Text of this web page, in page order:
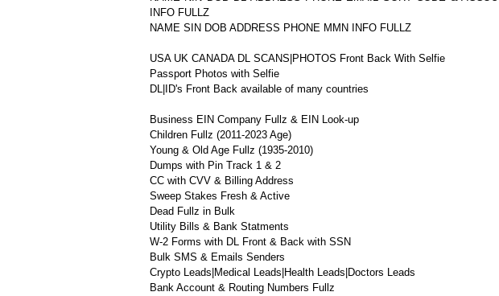
INFO FULLZ
NAME SIN DOB ADDRESS PHONE MMN INFO FULLZ
USA UK CANADA DL SCANS|PHOTOS Front Back With Selfie
Passport Photos with Selfie
DL|ID's Front Back available of many countries
Business EIN Company Fullz & EIN Look-up
Children Fullz (2011-2023 Age)
Young & Old Age Fullz (1935-2010)
Dumps with Pin Track 1 & 2
CC with CVV & Billing Address
Sweep Stakes Fresh & Active
Dead Fullz in Bulk
Utility Bills & Bank Statments
W-2 Forms with DL Front & Back with SSN
Bulk SMS & Emails Senders
Crypto Leads|Medical Leads|Health Leads|Doctors Leads
Bank Account & Routing Numbers Fullz